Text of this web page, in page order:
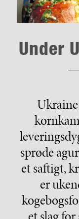
Under
sprøde
et saftigt,
er